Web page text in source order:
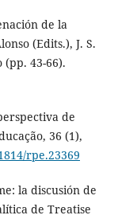
de la
(Edits.), J. S.
43-66).
de
36 (1),
rpe.23369
la discusión de
de Treatise